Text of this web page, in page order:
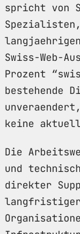
spricht von
Swiss-Web-
Prozent
bestehende
keine
Die
und
direkter
langfristiger